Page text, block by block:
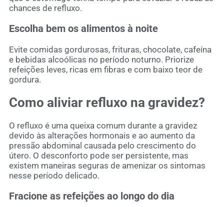
chances de refluxo.
Escolha bem os alimentos à noite
Evite comidas gordurosas, frituras, chocolate, cafeína
e bebidas alcoólicas no período noturno. Priorize
refeições leves, ricas em fibras e com baixo teor de
gordura.
Como aliviar refluxo na gravidez?
O refluxo é uma queixa comum durante a gravidez
devido às alterações hormonais e ao aumento da
pressão abdominal causada pelo crescimento do
útero. O desconforto pode ser persistente, mas
existem maneiras seguras de amenizar os sintomas
nesse período delicado.
Fracione as refeições ao longo do dia